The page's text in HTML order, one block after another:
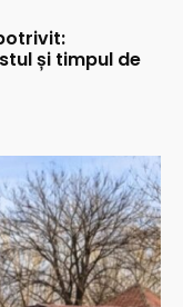
și timpul de